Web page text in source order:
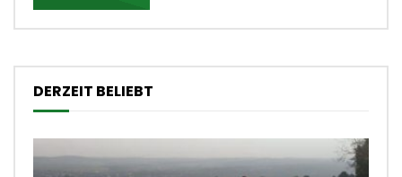
DERZEIT BELIEBT